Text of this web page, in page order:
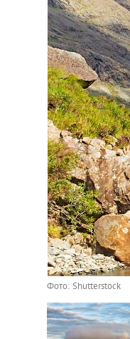
Фото: Shutterstock